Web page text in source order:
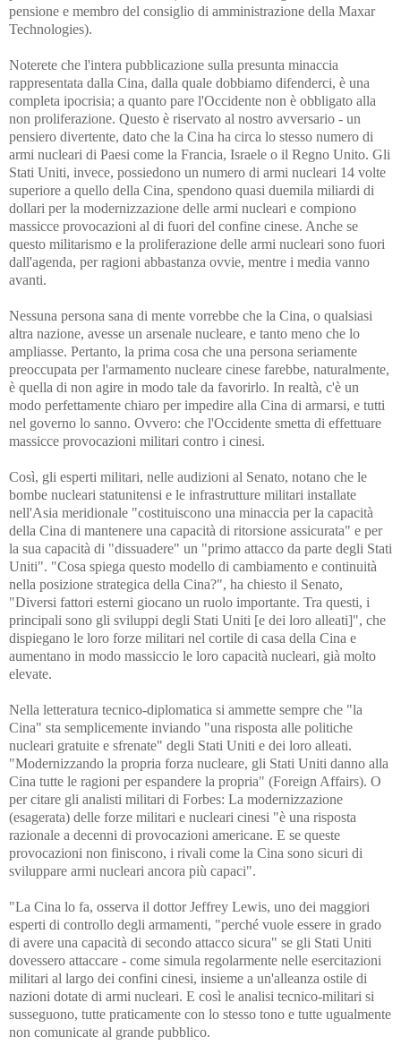
pensione e membro del consiglio di amministrazione della Maxar
Technologies).
Noterete che l'intera pubblicazione sulla presunta minaccia
rappresentata dalla Cina, dalla quale dobbiamo difenderci, è una
completa ipocrisia; a quanto pare l'Occidente non è obbligato alla
non proliferazione. Questo è riservato al nostro avversario - un
pensiero divertente, dato che la Cina ha circa lo stesso numero di
armi nucleari di Paesi come la Francia, Israele o il Regno Unito. Gli
Stati Uniti, invece, possiedono un numero di armi nucleari 14 volte
superiore a quello della Cina, spendono quasi duemila miliardi di
dollari per la modernizzazione delle armi nucleari e compiono
massicce provocazioni al di fuori del confine cinese. Anche se
questo militarismo e la proliferazione delle armi nucleari sono fuori
dall'agenda, per ragioni abbastanza ovvie, mentre i media vanno
avanti.
Nessuna persona sana di mente vorrebbe che la Cina, o qualsiasi
altra nazione, avesse un arsenale nucleare, e tanto meno che lo
ampliasse. Pertanto, la prima cosa che una persona seriamente
preoccupata per l'armamento nucleare cinese farebbe, naturalmente,
è quella di non agire in modo tale da favorirlo. In realtà, c'è un
modo perfettamente chiaro per impedire alla Cina di armarsi, e tutti
nel governo lo sanno. Ovvero: che l'Occidente smetta di effettuare
massicce provocazioni militari contro i cinesi.
Così, gli esperti militari, nelle audizioni al Senato, notano che le
bombe nucleari statunitensi e le infrastrutture militari installate
nell'Asia meridionale "costituiscono una minaccia per la capacità
della Cina di mantenere una capacità di ritorsione assicurata" e per
la sua capacità di "dissuadere" un "primo attacco da parte degli Stati
Uniti". "Cosa spiega questo modello di cambiamento e continuità
nella posizione strategica della Cina?", ha chiesto il Senato,
"Diversi fattori esterni giocano un ruolo importante. Tra questi, i
principali sono gli sviluppi degli Stati Uniti [e dei loro alleati]", che
dispiegano le loro forze militari nel cortile di casa della Cina e
aumentano in modo massiccio le loro capacità nucleari, già molto
elevate.
Nella letteratura tecnico-diplomatica si ammette sempre che "la
Cina" sta semplicemente inviando "una risposta alle politiche
nucleari gratuite e sfrenate" degli Stati Uniti e dei loro alleati.
"Modernizzando la propria forza nucleare, gli Stati Uniti danno alla
Cina tutte le ragioni per espandere la propria" (Foreign Affairs). O
per citare gli analisti militari di Forbes: La modernizzazione
(esagerata) delle forze militari e nucleari cinesi "è una risposta
razionale a decenni di provocazioni americane. E se queste
provocazioni non finiscono, i rivali come la Cina sono sicuri di
sviluppare armi nucleari ancora più capaci".
"La Cina lo fa, osserva il dottor Jeffrey Lewis, uno dei maggiori
esperti di controllo degli armamenti, "perché vuole essere in grado
di avere una capacità di secondo attacco sicura" se gli Stati Uniti
dovessero attaccare - come simula regolarmente nelle esercitazioni
militari al largo dei confini cinesi, insieme a un'alleanza ostile di
nazioni dotate di armi nucleari. E così le analisi tecnico-militari si
susseguono, tutte praticamente con lo stesso tono e tutte ugualmente
non comunicate al grande pubblico.